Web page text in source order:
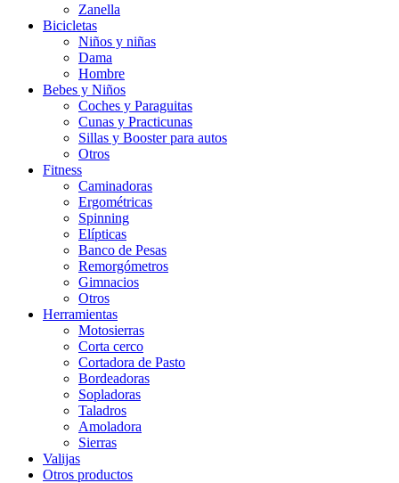
Zanella
Bicicletas
Niños y niñas
Dama
Hombre
Bebes y Niños
Coches y Paraguitas
Cunas y Practicunas
Sillas y Booster para autos
Otros
Fitness
Caminadoras
Ergométricas
Spinning
Elípticas
Banco de Pesas
Remorgómetros
Gimnacios
Otros
Herramientas
Motosierras
Corta cerco
Cortadora de Pasto
Bordeadoras
Sopladoras
Taladros
Amoladora
Sierras
Valijas
Otros productos